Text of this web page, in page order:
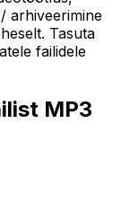
arhiveerimine
Tasuta
failidele
MP3